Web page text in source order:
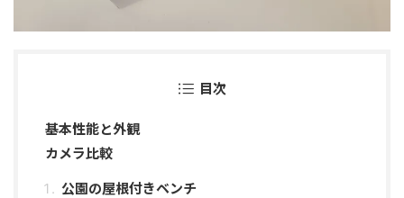
目次
基本性能と外観
カメラ比較
公園の屋根付きベンチ